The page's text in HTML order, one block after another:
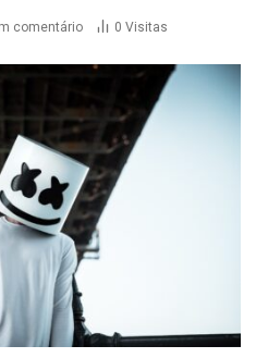
comentário 0 Visitas